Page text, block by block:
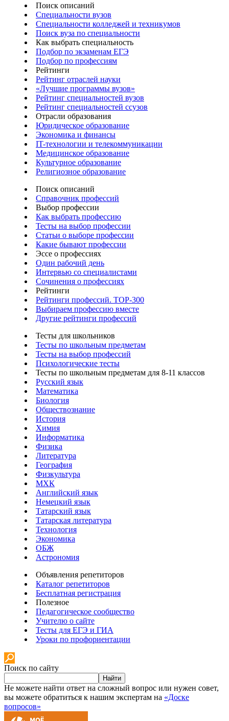
Поиск описаний
Специальности вузов
Специальности колледжей и техникумов
Поиск вуза по специальности
Как выбрать специальность
Подбор по экзаменам ЕГЭ
Подбор по профессиям
Рейтинги
Рейтинг отраслей науки
«Лучшие программы вузов»
Рейтинг специальностей вузов
Рейтинг специальностей ссузов
Отрасли образования
Юридическое образование
Экономика и финансы
IT-технологии и телекоммуникации
Медицинское образование
Культурное образование
Религиозное образование
Поиск описаний
Справочник профессий
Выбор профессии
Как выбрать профессию
Тесты на выбор профессии
Статьи о выборе профессии
Какие бывают профессии
Эссе о профессиях
Один рабочий день
Интервью со специалистами
Сочинения о профессиях
Рейтинги
Рейтинги профессий. TOP-300
Выбираем профессию вместе
Другие рейтинги профессий
Тесты для школьников
Тесты по школьным предметам
Тесты на выбор профессий
Психологические тесты
Тесты по школьным предметам для 8-11 классов
Русский язык
Математика
Биология
Обществознание
История
Химия
Информатика
Физика
Литература
География
Физкультура
МХК
Английский язык
Немецкий язык
Татарский язык
Татарская литература
Технология
Экономика
ОБЖ
Астрономия
Объявления репетиторов
Каталог репетиторов
Бесплатная регистрация
Полезное
Педагогическое сообщество
Учителю о сайте
Тесты для ЕГЭ и ГИА
Уроки по профориентации
Поиск по сайту
Найти
Не можете найти ответ на сложный вопрос или нужен совет,
вы можете обратиться к нашим экспертам на «Доске
вопросов»